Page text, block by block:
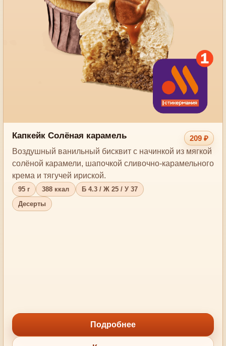
Капкейк Солёная карамель
209 ₽
Воздушный ванильный бисквит с начинкой из мягкой
солёной карамели, шапочкой сливочно-карамельного
крема и тягучей ириской.
95 г 388 ккал
Б 4.3 / Ж 25 / У 37
Десерты
Подробнее